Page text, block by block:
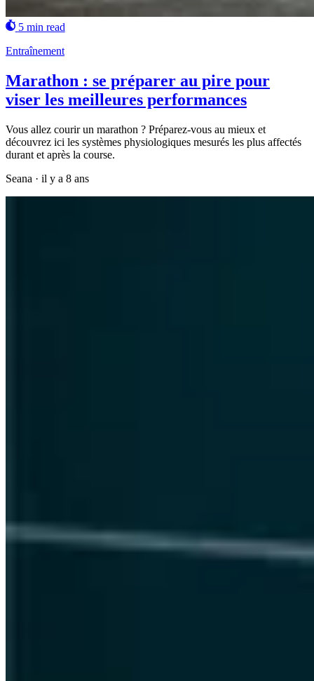
5 min read
Entraînement
Marathon : se préparer au pire pour
viser les meilleures performances
Vous allez courir un marathon ? Préparez-vous au mieux et
découvrez ici les systèmes physiologiques mesurés les plus affectés
durant et après la course.
Seana · il y a 8 ans